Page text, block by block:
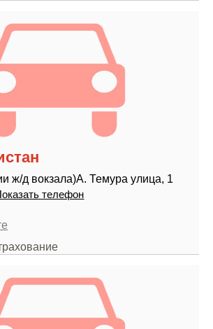
ж/д вокзала)А. Темура улица, 1
телефон